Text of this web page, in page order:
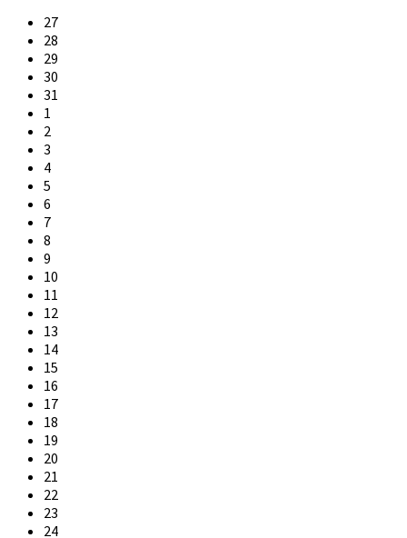
Skip
calendar
days
27
28
29
30
31
1
2
3
4
5
6
7
8
9
10
11
12
13
14
15
16
17
18
19
20
21
22
23
24